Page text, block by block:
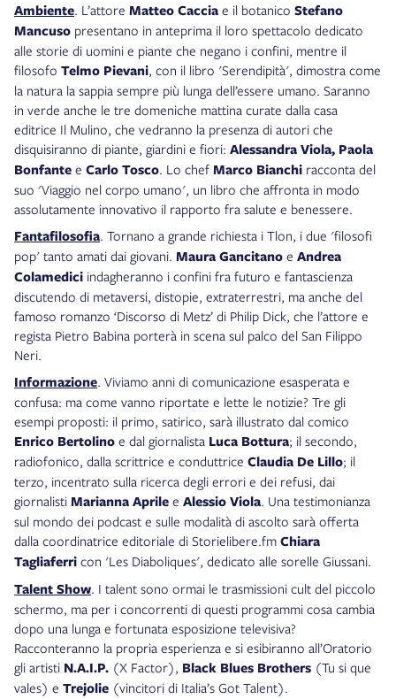
Ambiente. L’attore Matteo Caccia e il botanico Stefano
Mancuso presentano in anteprima il loro spettacolo dedicato
alle storie di uomini e piante che negano i confini, mentre il
filosofo Telmo Pievani, con il libro 'Serendipità', dimostra come
la natura la sappia sempre più lunga dell’essere umano. Saranno
in verde anche le tre domeniche mattina curate dalla casa
editrice Il Mulino, che vedranno la presenza di autori che
disquisiranno di piante, giardini e fiori: Alessandra Viola, Paola
Bonfante e Carlo Tosco. Lo chef Marco Bianchi racconta del
suo 'Viaggio nel corpo umano', un libro che affronta in modo
assolutamente innovativo il rapporto fra salute e benessere.
Fantafilosofia. Tornano a grande richiesta i Tlon, i due 'filosofi
pop' tanto amati dai giovani. Maura Gancitano e Andrea
Colamedici indagheranno i confini fra futuro e fantascienza
discutendo di metaversi, distopie, extraterrestri, ma anche del
famoso romanzo ‘Discorso di Metz’ di Philip Dick, che l’attore e
regista Pietro Babina porterà in scena sul palco del San Filippo
Neri.
Informazione. Viviamo anni di comunicazione esasperata e
confusa: ma come vanno riportate e lette le notizie? Tre gli
esempi proposti: il primo, satirico, sarà illustrato dal comico
Enrico Bertolino e dal giornalista Luca Bottura; il secondo,
radiofonico, dalla scrittrice e conduttrice Claudia De Lillo; il
terzo, incentrato sulla ricerca degli errori e dei refusi, dai
giornalisti Marianna Aprile e Alessio Viola. Una testimonianza
sul mondo dei podcast e sulle modalità di ascolto sarà offerta
dalla coordinatrice editoriale di Storielibere.fm Chiara
Tagliaferri con 'Les Diaboliques', dedicato alle sorelle Giussani.
Talent Show. I talent sono ormai le trasmissioni cult del piccolo
schermo, ma per i concorrenti di questi programmi cosa cambia
dopo una lunga e fortunata esposizione televisiva?
Racconteranno la propria esperienza e si esibiranno all’Oratorio
gli artisti N.A.I.P. (X Factor), Black Blues Brothers (Tu si que
vales) e Trejolie (vincitori di Italia’s Got Talent).